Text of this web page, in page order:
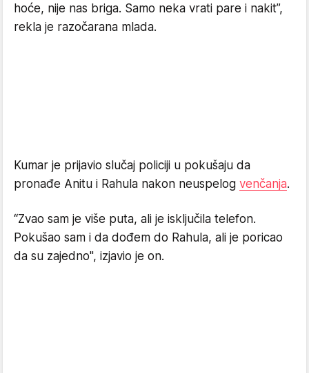
hoće, nije nas briga. Samo neka vrati pare i nakit”,
rekla je razočarana mlada.
Kumar je prijavio slučaj policiji u pokušaju da
pronađe Anitu i Rahula nakon neuspelog venčanja.
“Zvao sam je više puta, ali je isključila telefon.
Pokušao sam i da dođem do Rahula, ali je poricao
da su zajedno", izjavio je on.